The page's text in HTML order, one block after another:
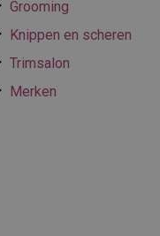
Grooming
Knippen en scheren
Trimsalon
Merken